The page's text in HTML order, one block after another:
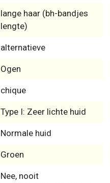
lange haar (bh-bandjes
lengte)
alternatieve
Ogen
chique
Type I: Zeer lichte huid
Normale huid
Groen
Nee, nooit